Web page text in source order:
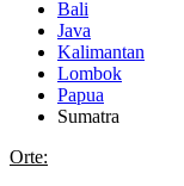
Bali
Java
Kalimantan
Lombok
Papua
Sumatra
Orte: